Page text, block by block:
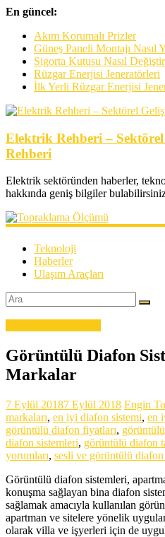
En güncel:
Akım Korumalı Prizler
Güneş Paneli Montajı Nasıl
Sigorta Kutusu Nasıl
Rüzgar Enerjisi Jeneratörleri
İlk Yerli Rüzgar Enerjisi
Elektrik Rehberi –
Rehberi
Elektrik sektöründen haberler,
hakkında geniş bilgiler
Teknoloji
Haberler
Ulaşım Araçları
Görüntülü Diafon
Markalar
7 Eylül 20187 Eylül 2018 Engin
markaları, en iyi diafon sistemi, en
görüntülü diafon fiyatları,
diafon sistemleri, görüntülü diafon
yorumları, sesli ve görüntülü
Görüntülü diafon sistemleri,
konuşma sağlayan bina diafon
sağlamak amacıyla kullanılan
apartman ve sitelere yönelik
olarak villa ve işyerleri için de